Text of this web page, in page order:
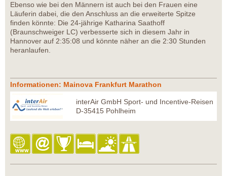
Ebenso wie bei den Männern ist auch bei den Frauen eine
Läuferin dabei, die den Anschluss an die erweiterte Spitze
finden könnte: Die 24-jährige Katharina Saathoff
(Braunschweiger LC) verbesserte sich in diesem Jahr in
Hannover auf 2:35:08 und könnte näher an die 2:30 Stunden
heranlaufen.
Informationen: Mainova Frankfurt Marathon
interAir GmbH Sport- und Incentive-Reisen
D-35415 Pohlheim